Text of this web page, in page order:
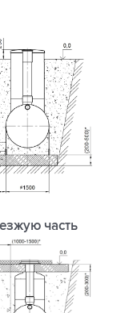
часть